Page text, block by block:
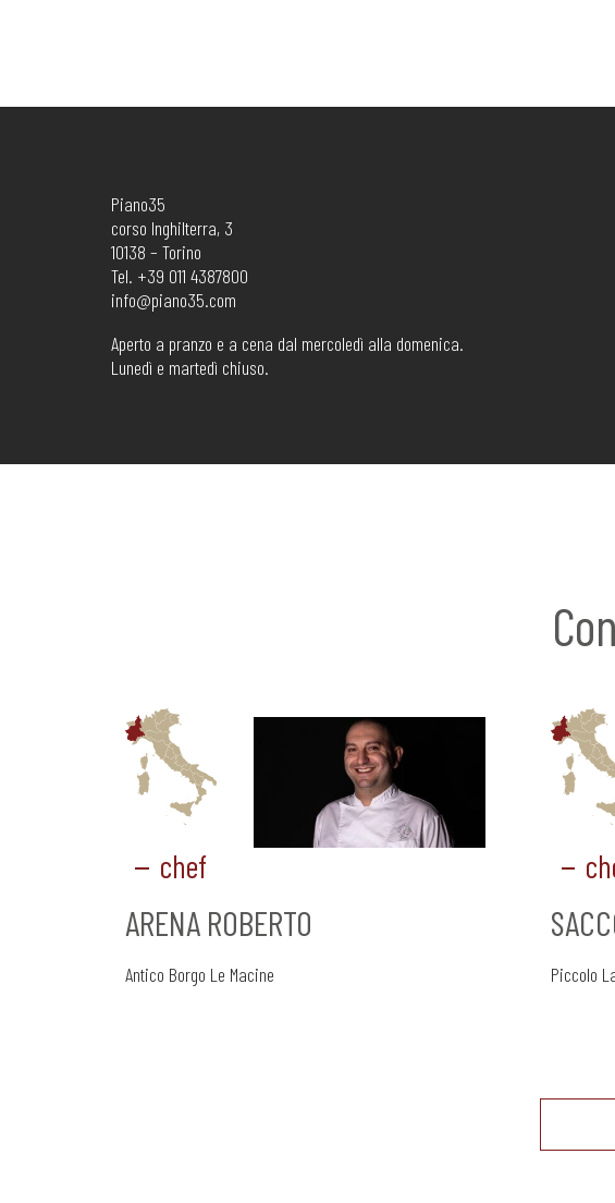
Piano35
corso Inghilterra, 3
10138 – Torino
Tel. +39 011 4387800
info@piano35.com
Aperto a pranzo e a cena dal mercoledì alla domenica.
Lunedì e martedì chiuso.
chef
ARENA ROBERTO
Antico Borgo Le Macine Piccolo